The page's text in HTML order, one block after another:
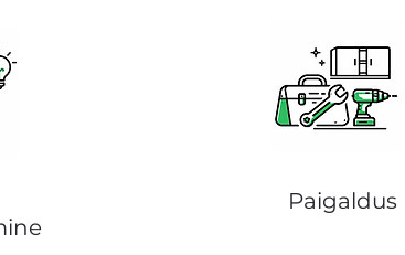
Paigaldus